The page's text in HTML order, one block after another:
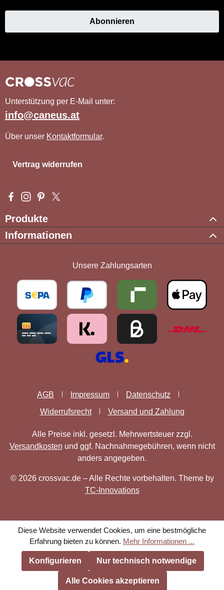
Abonnieren
Unterstützung per E-Mail unter:
info@caneus.at
Über unser Kontaktformular.
Vertrag widerrufen
Besuche uns auf Facebook – öffnet in neuem Tab (externer
Schau auf Instagram vorbei – öffnet in neuem Tab
Lass dich auf Pinterest inspirieren – öffnet in neuem
Folge uns auf X – öffnet in neuem Tab (externer
Produkte
Informationen
Unsere Zahlungsarten
AGB Impressum
Datenschutz
Widerrufsrecht
Versand und Zahlung
Alle Preise inkl. gesetzl. Mehrwertsteuer zzgl.
Versandkosten und ggf. Nachnahmegebühren, wenn nicht
anders angegeben.
© 2026 crossvac.de – Alle Rechte vorbehalten. Theme by
TC-Innovations
Diese Website verwendet Cookies, um eine bestmögliche
Erfahrung bieten zu können. Mehr Informationen ...
Nur technisch notwendige
Konfigurieren
Alle Cookies akzeptieren